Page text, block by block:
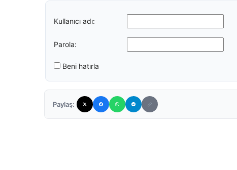
Kullanıcı adı:
Parola:
Beni hatırla
Paylaş: